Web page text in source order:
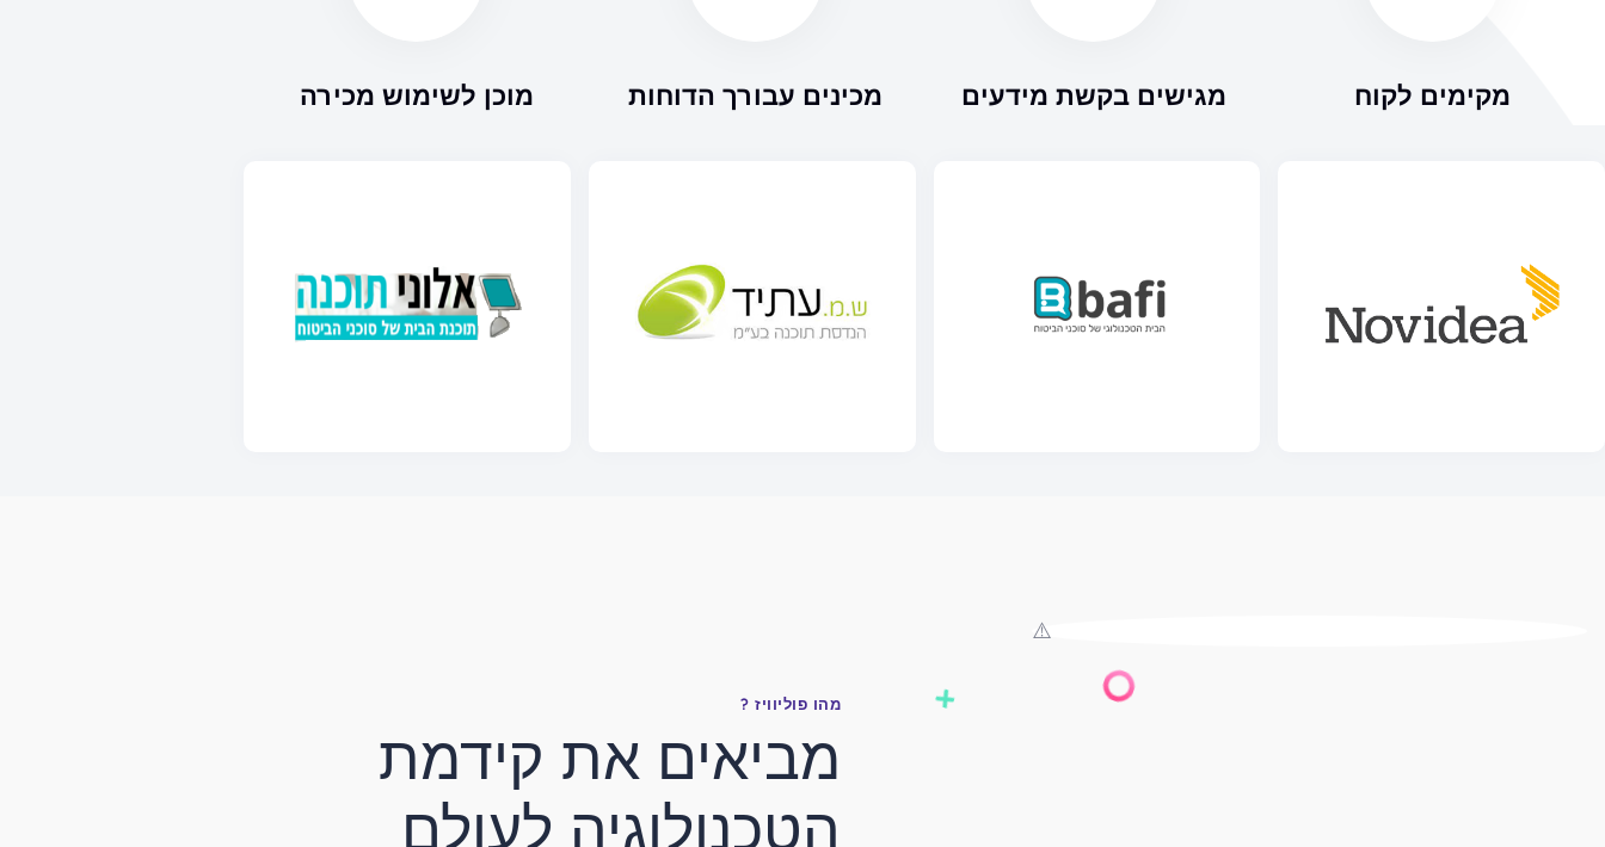
מקימים לקוח מגישים בקשת מידעים מכינים עבורך הדוחות מוכן לשימוש מכירה
מהו פוליוויז ?
מביאים את קידמת
הטכנולוגיה לעולם